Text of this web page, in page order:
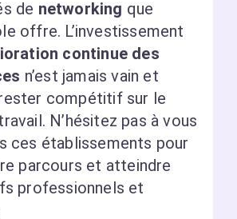
de networking que
offre. L’investissement
continue des
n’est jamais vain et
compétitif sur le
N’hésitez pas à vous
ces établissements pour
parcours et atteindre
professionnels et